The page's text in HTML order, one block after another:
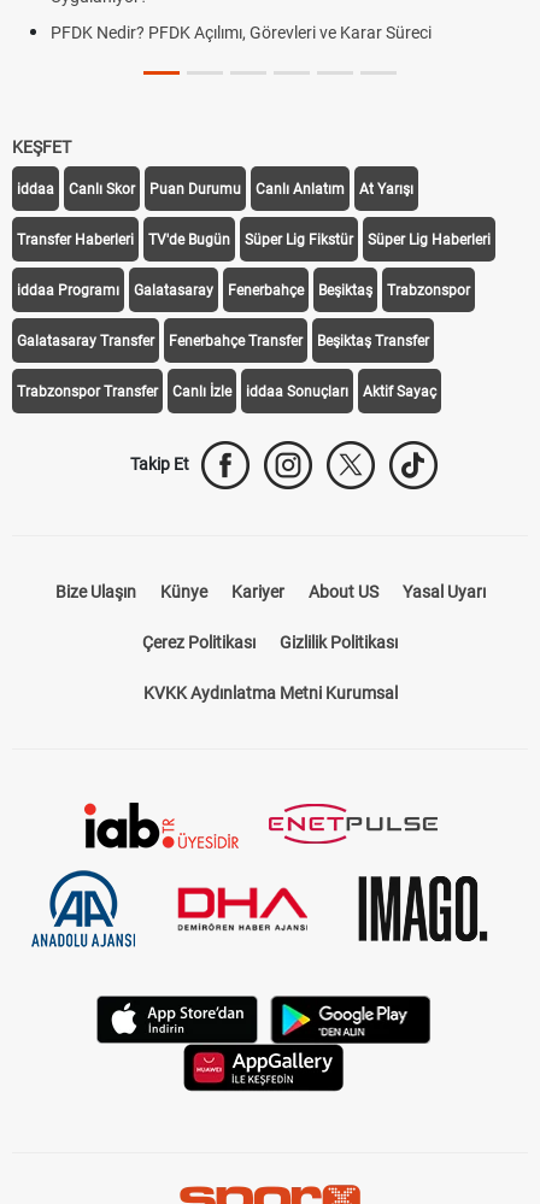
ve Karar Süreci
DGS Sonuçları Ne Zaman
KEŞFET
iddaa Canlı Skor Puan Durumu Canlı Anlatım At Yarışı
Transfer Haberleri TV'de Bugün Süper Lig Fikstür Süper Lig Haberleri
iddaa Programı Galatasaray Fenerbahçe Beşiktaş Trabzonspor
Galatasaray Transfer Fenerbahçe Transfer Beşiktaş Transfer
Trabzonspor Transfer Canlı İzle iddaa Sonuçları Aktif Sayaç